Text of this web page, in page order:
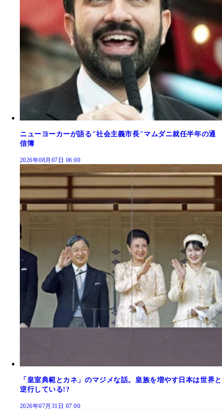
ニューヨーカーが語る"社会主義市長"マムダニ就任半年の通
信簿
2026年08月07日 06:00
「皇室典範とカネ」のマジメな話。皇族を増やす日本は世界と
逆行している!?
2026年07月31日 07:00